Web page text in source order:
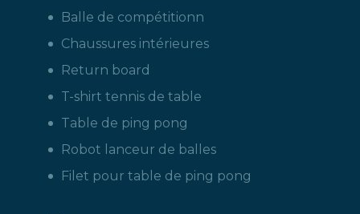
Balle de compétitionn
Chaussures intérieures
Return board
T-shirt tennis de table
Table de ping pong
Robot lanceur de balles
Filet pour table de ping pong